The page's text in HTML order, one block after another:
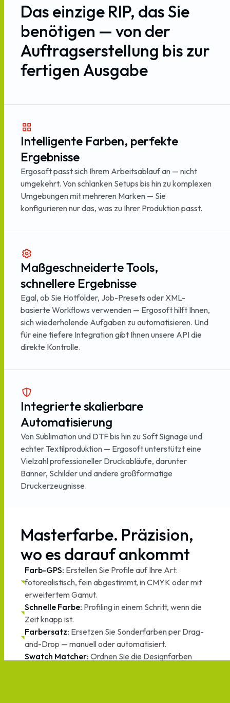
Das einzige RIP, dasSie
benötigen — von der
Auftragserstellung bis zur
fertigen Ausgabe
Intelligente Farben, perfekte
Ergebnisse
Ergosoft passt sich Ihrem Arbeitsablauf an — nicht
umgekehrt. Von schlanken Setups bis hin zu komplexen
Umgebungen mit mehreren Marken — Sie
konfigurieren nur das, was zu Ihrer Produktion passt.
Maßgeschneiderte Tools,
schnellere Ergebnisse
Egal, ob Sie Hotfolder, Job-Presets oder XML-
basierte Workflows verwenden — Ergosoft hilft Ihnen,
sich wiederholende Aufgaben zu automatisieren. Und
für eine tiefere Integration gibt Ihnen unsere API die
direkte Kontrolle.
Integrierte skalierbare
Automatisierung
Von Sublimation und DTF bis hin zu Soft Signage und
echter Textilproduktion — Ergosoft unterstützt eine
Vielzahl professioneller Druckabläufe, darunter
Banner, Schilder und andere großformatige
Druckerzeugnisse.
Masterfarbe. Präzision,
wo es daraufankommt
Farb-GPS: Erstellen Sie Profile auf Ihre Art:
fotorealistisch, fein abgestimmt, in CMYK oder mit
erweitertem Gamut.
Schnelle Farbe: Profiling in einem Schritt, wenn die
Zeit knapp ist.
Farbersatz: Ersetzen Sie Sonderfarben per Drag-
and-Drop — manuell oder automatisiert.
Swatch Matcher: Ordnen Sie die Designfarben